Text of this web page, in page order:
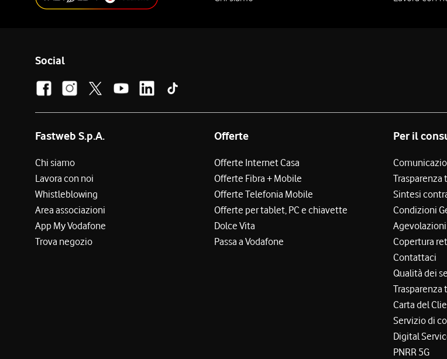
Social
Fastweb S.p.A.
Chi siamo
Lavora con noi
Whistleblowing
Area associazioni
App My Vodafone
Trova negozio
Offerte
Offerte Internet Casa
Offerte Fibra + Mobile
Offerte Telefonia Mobile
Offerte per tablet, PC e chiavette
Dolce Vita
Passa a Vodafone
Per il
Trasparenza
Sintesi
Condizioni
Copertura
Contattaci
Qualità dei
Trasparenza
Carta del
Servizio di
Digital
PNRR 5G